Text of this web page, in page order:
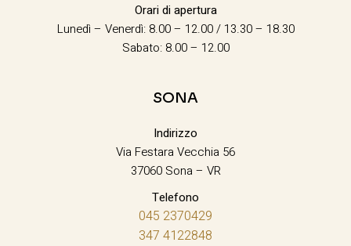
Orari di apertura
Lunedì – Venerdì: 8.00 – 12.00 / 13.30 – 18.30
Sabato: 8.00 – 12.00
SONA
Indirizzo
Via Festara Vecchia 56
37060 Sona – VR
Telefono
045 2370429
347 4122848